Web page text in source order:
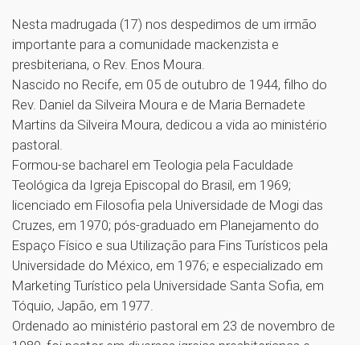
Nesta madrugada (17) nos despedimos de um irmão
importante para a comunidade mackenzista e
presbiteriana, o Rev. Enos Moura.
Nascido no Recife, em 05 de outubro de 1944, filho do
Rev. Daniel da Silveira Moura e de Maria Bernadete
Martins da Silveira Moura, dedicou a vida ao ministério
pastoral.
Formou-se bacharel em Teologia pela Faculdade
Teológica da Igreja Episcopal do Brasil, em 1969;
licenciado em Filosofia pela Universidade de Mogi das
Cruzes, em 1970; pós-graduado em Planejamento do
Espaço Físico e sua Utilização para Fins Turísticos pela
Universidade do México, em 1976; e especializado em
Marketing Turístico pela Universidade Santa Sofia, em
Tóquio, Japão, em 1977.
Ordenado ao ministério pastoral em 23 de novembro de